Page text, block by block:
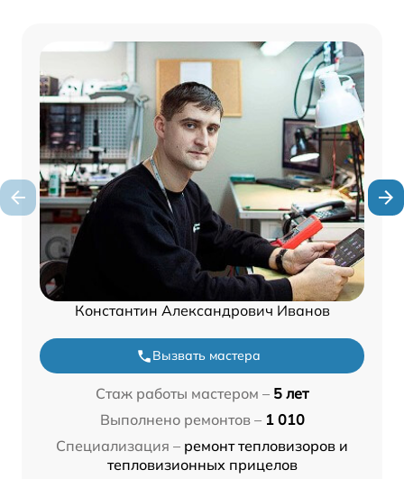
Константин Александрович Иванов
Вызвать мастера
Стаж работы мастером – 5 лет
Выполнено ремонтов – 1 010
Специализация – ремонт тепловизоров и
тепловизионных прицелов